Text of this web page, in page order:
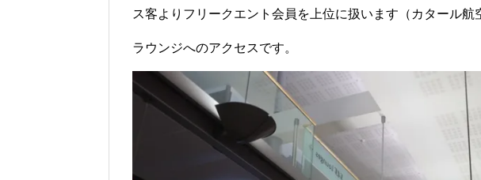
ス客よりフリークエント会員を上位に扱います（カタール航
ラウンジへのアクセスです。